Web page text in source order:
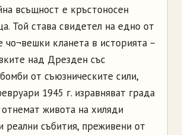
всъщност е кръстоносен
Той става свидетел на едно от
чо¬вешки кланета в историята –
над Дрезден със
от съюзническите сили,
1945 г. изравняват града
живота на хиляди
реални събития, преживени от